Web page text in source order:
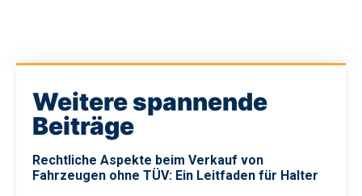
Weitere spannende
Beiträge
Rechtliche Aspekte beim Verkauf von
Fahrzeugen ohne TÜV: Ein Leitfaden für Halter